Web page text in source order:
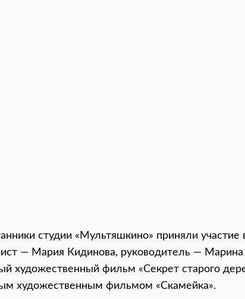
студии «Мультяшкино» приняли
— Мария Кидинова, руководитель —
художественный фильм «Секрет старого
художественным фильмом «Скамейка».